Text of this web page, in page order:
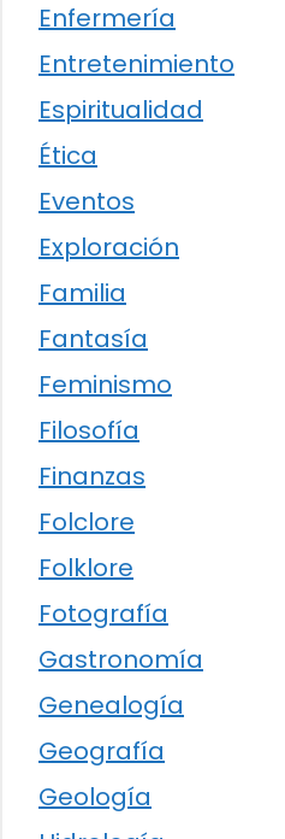
Enfermería
Entretenimiento
Espiritualidad
Ética
Eventos
Exploración
Familia
Fantasía
Feminismo
Filosofía
Finanzas
Folclore
Folklore
Fotografía
Gastronomía
Genealogía
Geografía
Geología